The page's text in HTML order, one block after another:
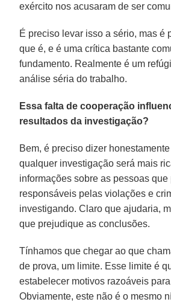
exército nos acusaram de ser
É preciso levar isso a sério, mas é
que é, e é uma crítica bastante
fundamento. Realmente é um
análise séria do trabalho.
Essa falta de cooperação
resultados da investigação?
Bem, é preciso dizer
qualquer investigação será mais
informações sobre as pessoas que
responsáveis pelas violações e
investigando. Claro que ajudaria,
que prejudique as conclusões.
Tínhamos que chegar ao que
de prova, um limite. Esse limite é
estabelecer motivos razoáveis
Obviamente, este não é o mesmo